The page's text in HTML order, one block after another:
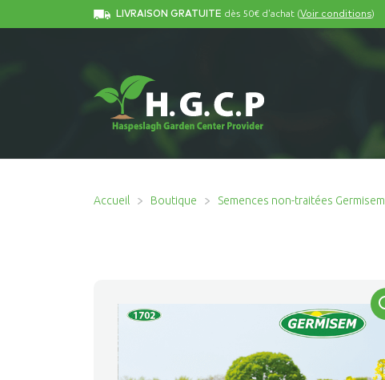
LIVRAISON GRATUITE dès 50€ d'achat (Voir conditions)
Accueil Boutique Semences non-traitées Germisem